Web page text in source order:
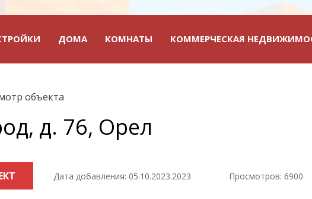
ДОМА КОМНАТЫ КОММЕРЧЕСКАЯ
объекта
д. 76, Орел
Дата добавления: 05.10.2023.2023 Просмотров: 6900